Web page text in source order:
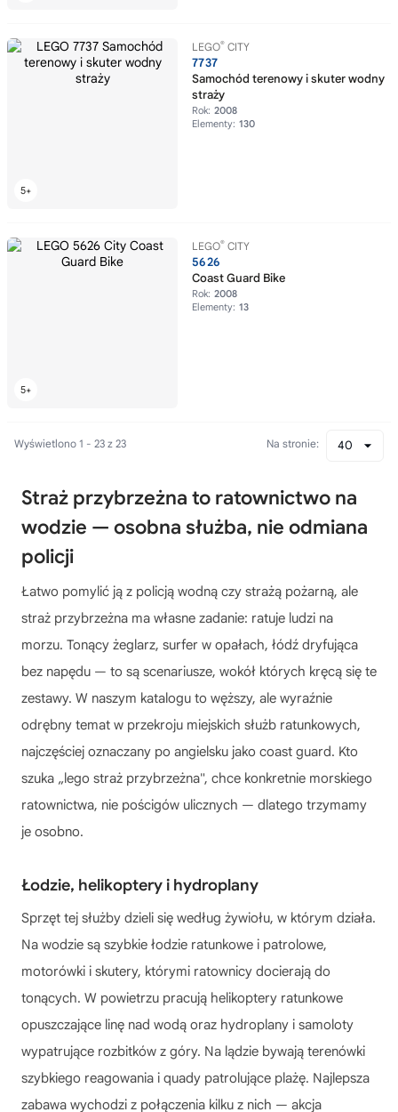
LEGO® CITY
7737
Samochód terenowy i skuter wodny
straży
Rok: 2008
Elementy: 130
LEGO® CITY
5626
Coast Guard Bike
Rok: 2008
Elementy: 13
Wyświetlono 1 - 23 z 23 40
Na stronie:
Straż przybrzeżna to ratownictwo na
wodzie — osobna służba, nie odmiana
policji
Łatwo pomylić ją z policją wodną czy strażą pożarną, ale
straż przybrzeżna ma własne zadanie: ratuje ludzi na
morzu. Tonący żeglarz, surfer w opałach, łódź dryfująca
bez napędu — to są scenariusze, wokół których kręcą się te
zestawy. W naszym katalogu to węższy, ale wyraźnie
odrębny temat w przekroju miejskich służb ratunkowych,
najczęściej oznaczany po angielsku jako coast guard. Kto
szuka „lego straż przybrzeżna", chce konkretnie morskiego
ratownictwa, nie pościgów ulicznych — dlatego trzymamy
je osobno.
Łodzie, helikoptery i hydroplany
Sprzęt tej służby dzieli się według żywiołu, w którym działa.
Na wodzie są szybkie łodzie ratunkowe i patrolowe,
motorówki i skutery, którymi ratownicy docierają do
tonących. W powietrzu pracują helikoptery ratunkowe
opuszczające linę nad wodą oraz hydroplany i samoloty
wypatrujące rozbitków z góry. Na lądzie bywają terenówki
szybkiego reagowania i quady patrolujące plażę. Najlepsza
zabawa wychodzi z połączenia kilku z nich — akcja